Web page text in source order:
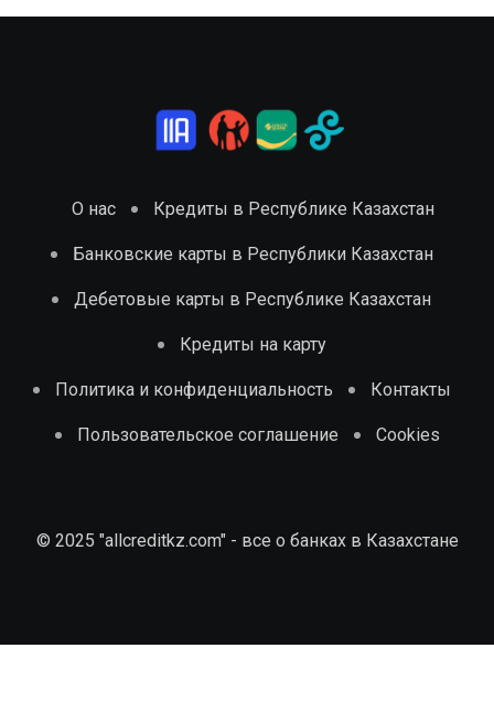
О нас Кредиты в Республике Казахстан
Банковские карты в Республики Казахстан
Дебетовые карты в Республике Казахстан
Кредиты на карту
Политика и конфиденциальность Контакты
Пользовательское соглашение Cookies
© 2025 "allcreditkz.com" - все о банках в Казахстане